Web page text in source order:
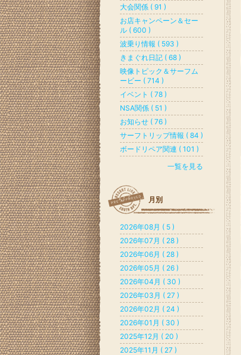
大会関係 ( 91 )
お店キャンペーン＆セー
ル ( 600 )
波乗り情報 ( 593 )
きまぐれ日記 ( 68 )
映像トピック＆サーフム
ービー ( 714 )
イベント ( 78 )
NSA関係 ( 51 )
お知らせ ( 76 )
サーフトリップ情報 ( 84 )
ボードリペア関連 ( 101 )
一覧を見る
月別
2026年08月 ( 5 )
2026年07月 ( 28 )
2026年06月 ( 28 )
2026年05月 ( 26 )
2026年04月 ( 30 )
2026年03月 ( 27 )
2026年02月 ( 24 )
2026年01月 ( 30 )
2025年12月 ( 20 )
2025年11月 ( 27 )